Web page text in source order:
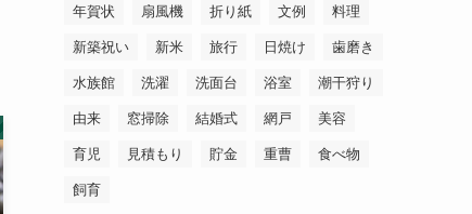
年賀状 扇風機 折り紙 文例 料理
新築祝い 新米 旅行 日焼け 歯磨き
水族館 洗濯 洗面台 浴室 潮干狩り
由来 窓掃除 結婚式 網戸 美容
育児 見積もり 貯金 重曹 食べ物
飼育